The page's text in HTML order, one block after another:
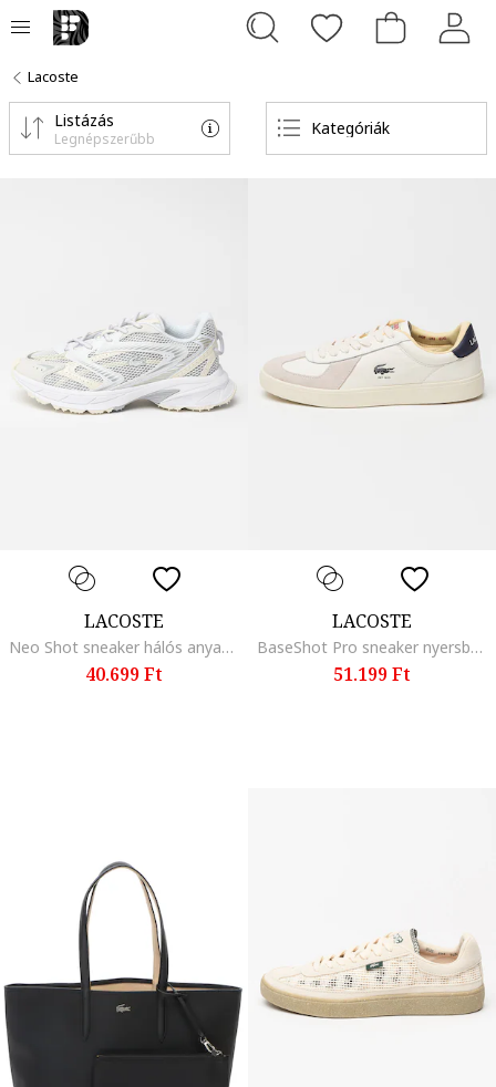
Lacoste
Kategóriák
Listázás
Legnépszerűbb
LACOSTE
Neo Shot sneaker hálós anyagbetétekkel, Fehér/Világosbézs
40.699 Ft
LACOSTE
BaseShot Pro sneaker nyersbőr részletekkel, Törtfehér/Drapp
51.199 Ft